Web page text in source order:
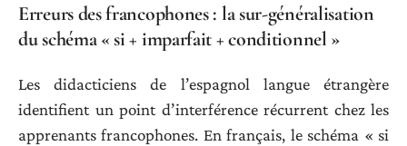
Erreurs des francophones : la sur-généralisation
du schéma « si + imparfait + conditionnel »
Les didacticiens de l’espagnol langue étrangère
identifient un point d’interférence récurrent chez les
apprenants francophones. En français, le schéma « si